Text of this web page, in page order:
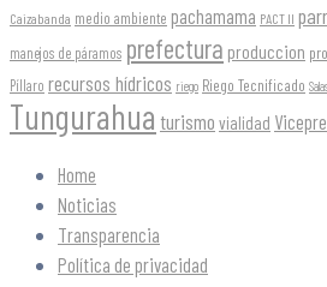
Caizabanda medio ambiente pachamama PACT II
manejos de páramos prefectura produccion
Píllaro recursos hídricos riego Riego Tecnificado
Tungurahua turismo vialidad
Home
Noticias
Transparencia
Política de privacidad